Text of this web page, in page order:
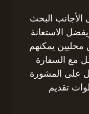
الأجانب البحث
الاستعانة
محليين يمكنهم
مع السفارة
على المشورة
تقديم